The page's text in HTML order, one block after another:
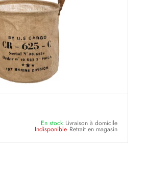
En stock Livraison à domicile
Indisponible Retrait en magasin